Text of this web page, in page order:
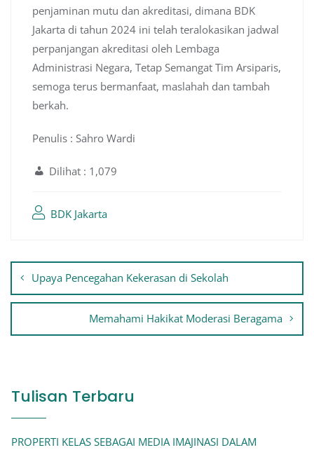
penjaminan mutu dan akreditasi, dimana BDK
Jakarta di tahun 2024 ini telah teralokasikan jadwal
perpanjangan akreditasi oleh Lembaga
Administrasi Negara, Tetap Semangat Tim Arsiparis,
semoga terus bermanfaat, maslahah dan tambah
berkah.
Penulis : Sahro Wardi
Dilihat : 1,079
BDK Jakarta
Navigasi
posUpaya Pencegahan Kekerasan di Sekolah
Memahami Hakikat Moderasi Beragama
Tulisan Terbaru
PROPERTI KELAS SEBAGAI MEDIA IMAJINASI DALAM